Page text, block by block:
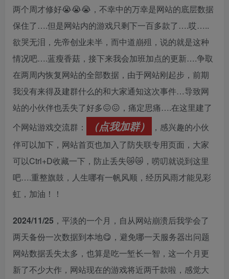
两个周才修好😭😭😭，不幸中的万幸是网站的底层数据
保住了….但是网站内的游戏只剩下一百多款了….哎…..
欲哭无泪，先帝创业未半，而中道崩殂，说的就是这种
情况吧….蓝瘦香菇，接下来我会加班加点的更新….争取
在两周内恢复网站的全部数据，由于网站刚起步，前期
我没有来得及建群什么的和大家通知这次事件…导致网
站的小伙伴也丢失了好多😖😖，痛定思痛….在这里建了
个网站游戏交流群：
（点我加群）
，感兴趣的小伙
伴可以加下，网站首页也加入了防失联专用页面，大家
可以Ctrl+D收藏一下，防止丢失😿😿，唠叨就说到这里
吧….重整旗鼓，人生哪有一帆风顺，经历风雨才能见彩
虹，加油！！
2024/11/25 ，平淡的一个月，自从网站崩溃后我学会了
两天备份一次数据到本地😋，避免哪一天服务器出问题
网站数据丢失太多，也算是吃一堑长一智，这一个月更
新了不少大作，网站现在的游戏将近两千款啦，感觉大